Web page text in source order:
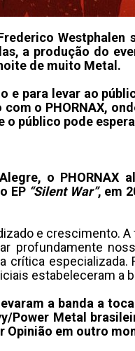
a produção do
de muito Metal.
e para levar ao
o PHORNAX,
público pode
o PHORNAX
EP “Silent War”, em
e crescimento.
profundamente
estabeleceram a
a banda a
Power Metal
Opinião em outro